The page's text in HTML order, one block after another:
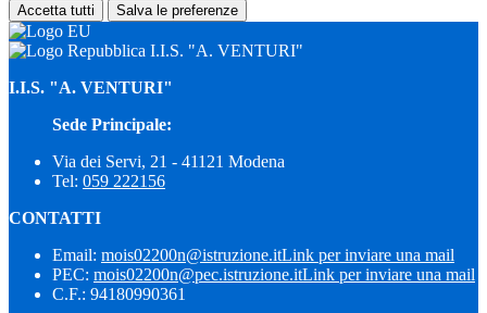
Accetta tutti Salva le preferenze
I.I.S. "A. VENTURI"
I.I.S. "A. VENTURI"
Sede Principale:
Via dei Servi, 21 - 41121 Modena
Tel: 059 222156
CONTATTI
Email: mois02200n@istruzione.itLink per inviare una mail
PEC: mois02200n@pec.istruzione.itLink per inviare una mail
C.F.: 94180990361